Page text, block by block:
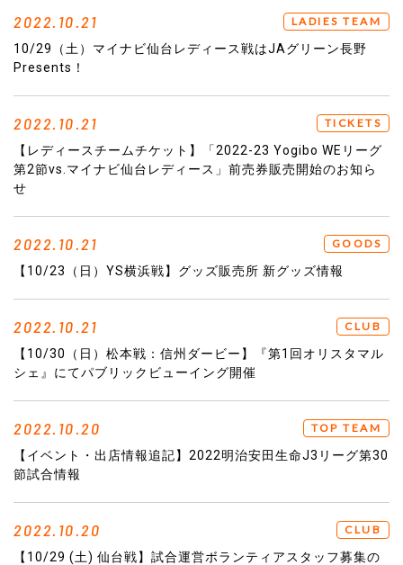
2022.10.21 LADIES TEAM
10/29（土）マイナビ仙台レディース戦はJAグリーン長野
Presents！
2022.10.21 TICKETS
【レディースチームチケット】「2022-23 Yogibo WEリーグ
第2節vs.マイナビ仙台レディース」前売券販売開始のお知ら
せ
2022.10.21 GOODS
【10/23（日）YS横浜戦】グッズ販売所 新グッズ情報
2022.10.21 CLUB
【10/30（日）松本戦：信州ダービー】『第1回オリスタマル
シェ』にてパブリックビューイング開催
2022.10.20 TOP TEAM
【イベント・出店情報追記】2022明治安田生命J3リーグ第30
節試合情報
2022.10.20 CLUB
【10/29 (土) 仙台戦】試合運営ボランティアスタッフ募集の